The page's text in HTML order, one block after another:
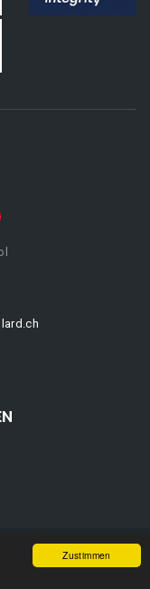
Zustimmen
UNSERE